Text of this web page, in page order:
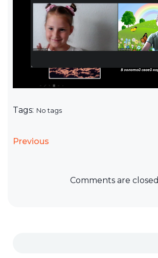
Tags: No tags
Previous
Comments are closed